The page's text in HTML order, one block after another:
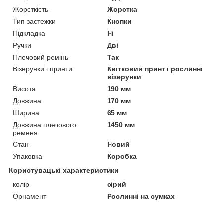
Жорсткість
Жорстка
Тип застежки
Кнопки
Підкладка
Ні
Ручки
Дві
Плечовий ремінь
Так
Візерунки і принти
Квітковий принт і рослинні
візерунки
Висота
190 мм
Довжина
170 мм
Ширина
65 мм
Довжина плечового
ременя
1450 мм
Стан
Новий
Упаковка
Коробка
Користувацькі характеристики
колір
сірий
Орнамент
Рослинні на сумках